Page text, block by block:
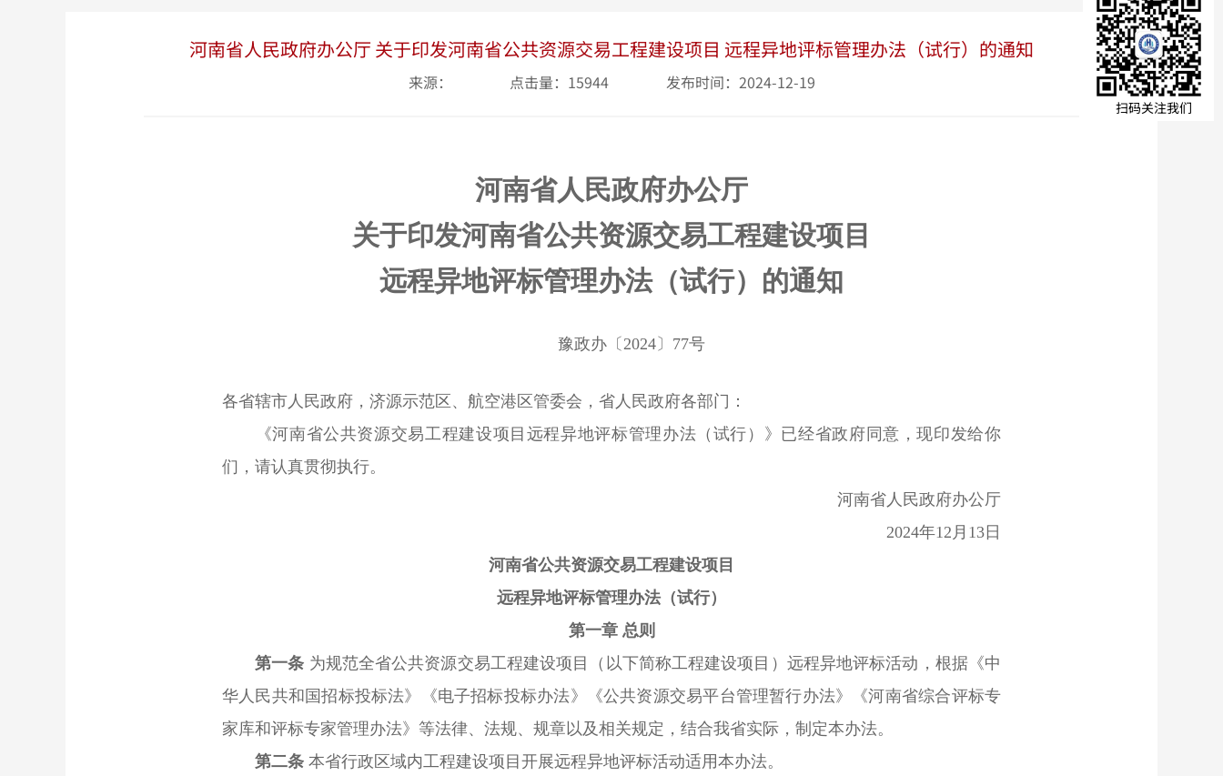
河南省人民政府办公厅 关于印发河南省公共资源交易工程建设项目 远程异地评标管理办法（试行）的通知
来源： 点击量：15944 发布时间：2024-12-19
河南省人民政府办公厅
关于印发河南省公共资源交易工程建设项目
远程异地评标管理办法（试行）的通知
豫政办〔2024〕77号
各省辖市人民政府，济源示范区、航空港区管委会，省人民政府各部门：
《河南省公共资源交易工程建设项目远程异地评标管理办法（试行）》已经省政府同意，现印发给你
们，请认真贯彻执行。
河南省人民政府办公厅
2024年12月13日
河南省公共资源交易工程建设项目
远程异地评标管理办法（试行）
第一章 总则
第一条 为规范全省公共资源交易工程建设项目（以下简称工程建设项目）远程异地评标活动，根据《中
华人民共和国招标投标法》《电子招标投标办法》《公共资源交易平台管理暂行办法》《河南省综合评标专
家库和评标专家管理办法》等法律、法规、规章以及相关规定，结合我省实际，制定本办法。
第二条 本省行政区域内工程建设项目开展远程异地评标活动适用本办法。
扫码关注我们